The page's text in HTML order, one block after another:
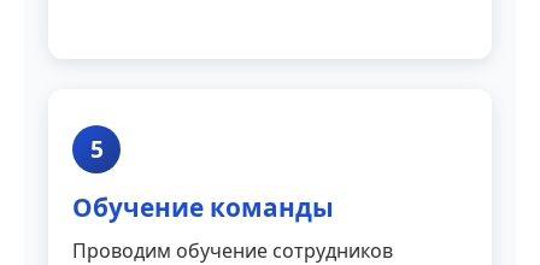
5
Обучение команды
Проводим обучение сотрудников